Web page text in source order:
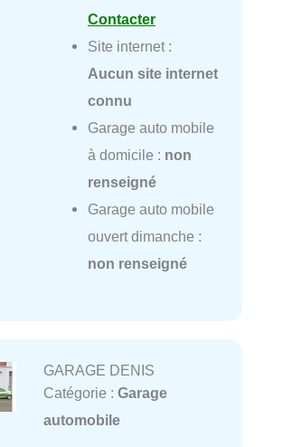
Contacter
Site internet :
Aucun site internet
connu
Garage auto mobile
à domicile : non
renseigné
Garage auto mobile
ouvert dimanche :
non renseigné
GARAGE DENIS
Catégorie : Garage
automobile